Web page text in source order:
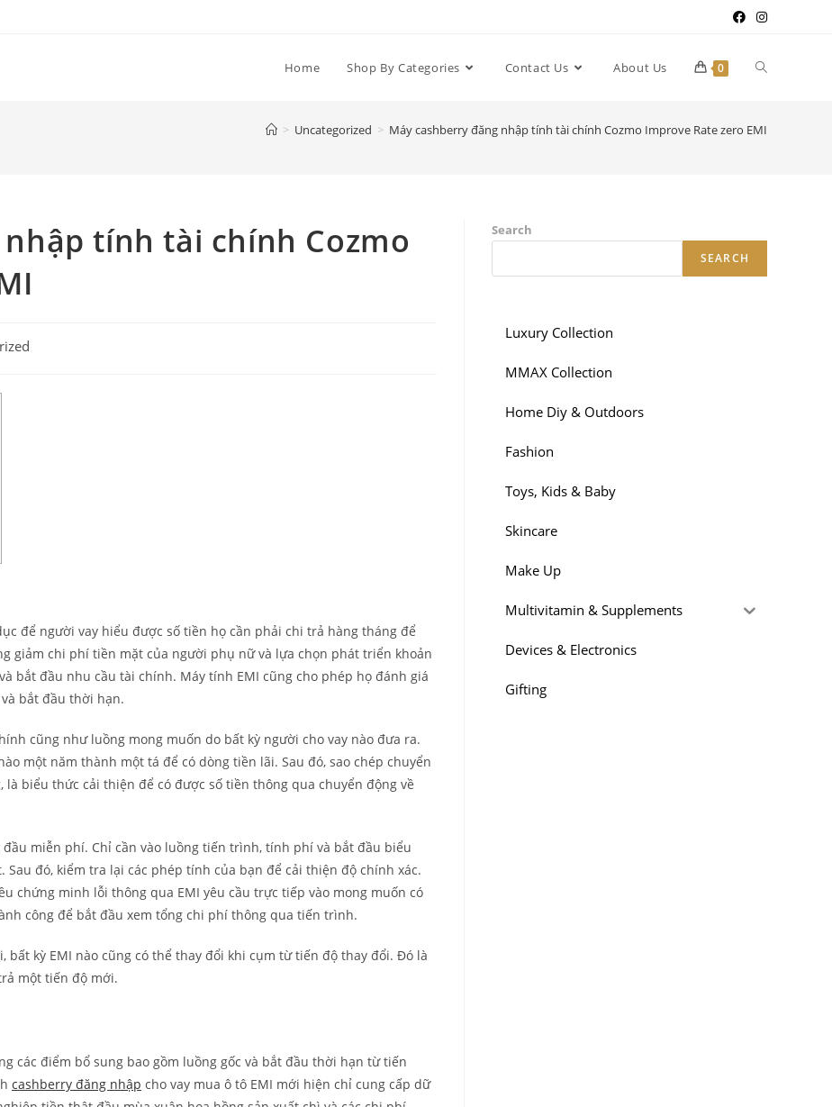
Home Shop By Categories Contact Us About Us 0
> Uncategorized > Máy cashberry đăng nhập tính tài chính Cozmo Improve Rate zero EMI
tính tài chính Cozmo
để người vay hiểu được số tiền họ cần phải chi trả hàng tháng để
giảm chi phí tiền mặt của người phụ nữ và lựa chọn phát triển khoản
bắt đầu nhu cầu tài chính. Máy tính EMI cũng cho phép họ đánh giá
bắt đầu thời hạn.
cũng như luồng mong muốn do bất kỳ người cho vay nào đưa ra.
một năm thành một tá để có dòng tiền lãi. Sau đó, sao chép chuyển
biểu thức cải thiện để có được số tiền thông qua chuyển động về
miễn phí. Chỉ cần vào luồng tiến trình, tính phí và bắt đầu biểu
đó, kiểm tra lại các phép tính của bạn để cải thiện độ chính xác.
chứng minh lỗi thông qua EMI yêu cầu trực tiếp vào mong muốn có
công để bắt đầu xem tổng chi phí thông qua tiến trình.
kỳ EMI nào cũng có thể thay đổi khi cụm từ tiến độ thay đổi. Đó là
một tiến độ mới.
các điểm bổ sung bao gồm luồng gốc và bắt đầu thời hạn từ tiến
cashberry đăng nhập cho vay mua ô tô EMI mới hiện chỉ cung cấp dữ
Search
SEARCH
Luxury Collection
MMAX Collection
Home Diy & Outdoors
Fashion
Toys, Kids & Baby
Skincare
Make Up
Multivitamin & Supplements
Devices & Electronics
Gifting